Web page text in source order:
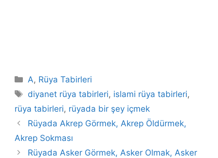
Kategoriler
A, Rüya Tabirleri
Etiketler
diyanet rüya tabirleri, islami rüya tabirleri,
rüya tabirleri, rüyada bir şey içmek
Rüyada Akrep Görmek, Akrep Öldürmek,
Akrep Sokması
Rüyada Asker Görmek, Asker Olmak, Asker